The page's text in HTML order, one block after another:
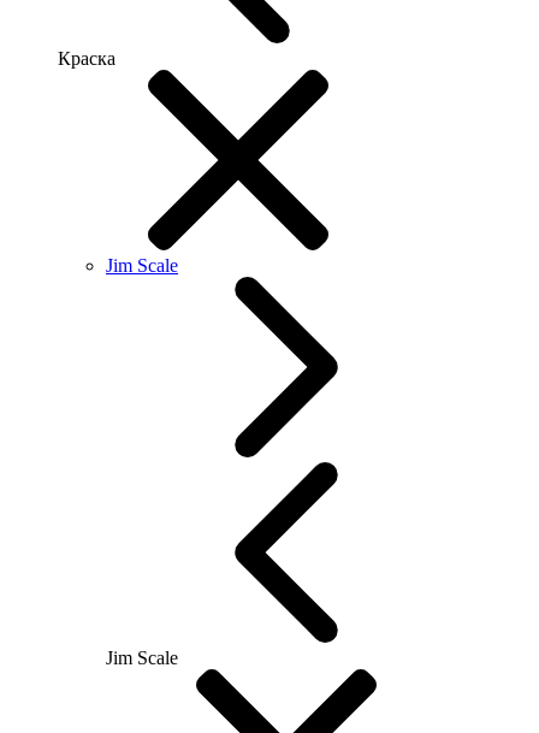
Краска
Jim Scale
Jim Scale